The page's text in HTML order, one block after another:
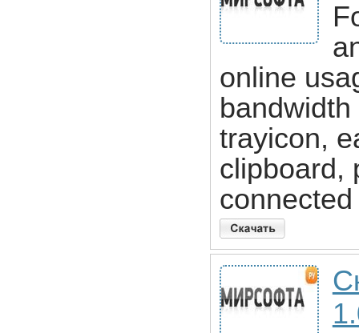
online
trayicon,
clipboard,